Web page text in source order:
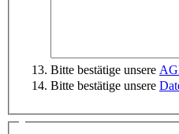
Bitte bestätige unsere
Bitte bestätige unsere